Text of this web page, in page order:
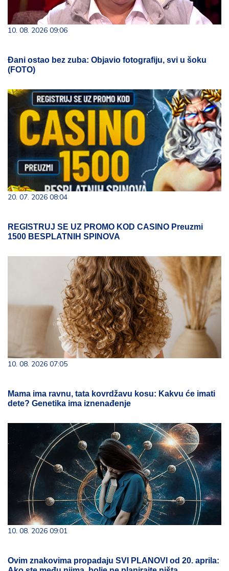
10. 08. 2026 09:06
Đani ostao bez zuba: Objavio fotografiju, svi u šoku
(FOTO)
20. 07. 2026 08:04
REGISTRUJ SE UZ PROMO KOD CASINO Preuzmi
1500 BESPLATNIH SPINOVA
10. 08. 2026 07:05
Mama ima ravnu, tata kovrdžavu kosu: Kakvu će imati
dete? Genetika ima iznenađenje
10. 08. 2026 09:01
Ovim znakovima propadaju SVI PLANOVI od 20. aprila: